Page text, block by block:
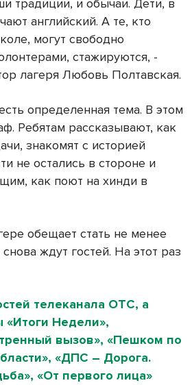
традиции, и обычаи. Дети, в
английский. А те, кто
могут свободно
стажируются, -
лагеря Любовь Полтавская.
определенная тема. В этом
Ребятам рассказывают, как
знакомят с историей
не остались в стороне и
как поют на хинди в
обещает стать не менее
ждут гостей. На этот раз
телеканала ОТС, а
Недели»,
вызов», «Пешком по
«ДПС – Дорога.
«От первого лица»